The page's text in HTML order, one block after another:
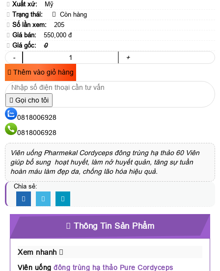
Xuất xứ:
Mỹ
Trạng thái:
Còn hàng
Số lần xem:
205
Giá bán:
550,000 đ
Giá gốc:
0
-
+
Thêm vào giỏ hàng
Gọi cho tôi
0818006928
0818006928
Viên uống Pharmekal Cordyceps đông trùng hạ thảo 60 Viên
giúp bổ sung hoạt huyết, làm nở huyết quản, tăng sự tuần
hoàn máu làm đẹp da, chống lão hóa hiệu quả.
Chia sẻ:
Thông Tin Sản Phẩm
Xem nhanh
Viên uống đông trùng hạ thảo Pure Cordyceps